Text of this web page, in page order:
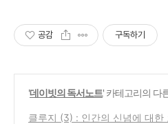
공감 구독하기
'데이빗의 독서노트' 카테고리의 다
클루지 (3) : 인간의 신념에 대한